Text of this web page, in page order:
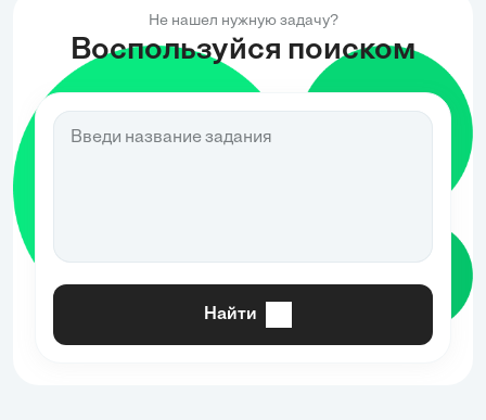
Не нашел нужную задачу?
Воспользуйся поиском
Найти